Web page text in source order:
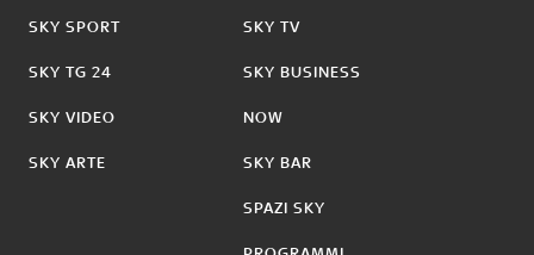
SKY SPORT
SKY TG 24
SKY VIDEO
SKY ARTE
SKY TV
SKY BUSINESS
NOW
SKY BAR
SPAZI SKY